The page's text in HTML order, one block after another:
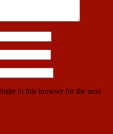
in this browser for the next